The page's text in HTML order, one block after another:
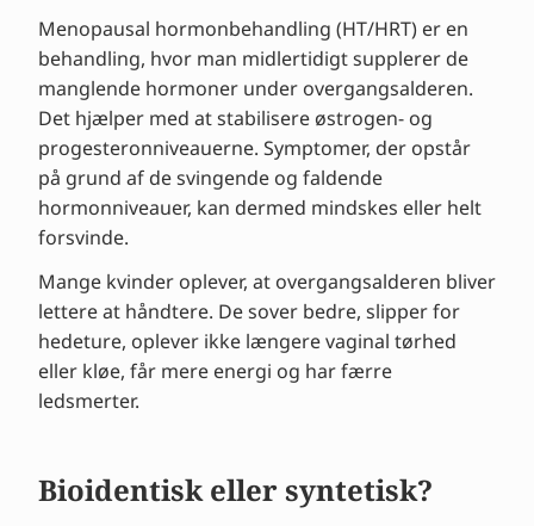
Menopausal hormonbehandling (HT/HRT) er en
behandling, hvor man midlertidigt supplerer de
manglende hormoner under overgangsalderen.
Det hjælper med at stabilisere østrogen- og
progesteronniveauerne. Symptomer, der opstår
på grund af de svingende og faldende
hormonniveauer, kan dermed mindskes eller helt
forsvinde.
Mange kvinder oplever, at overgangsalderen bliver
lettere at håndtere. De sover bedre, slipper for
hedeture, oplever ikke længere vaginal tørhed
eller kløe, får mere energi og har færre
ledsmerter.
Bioidentisk eller syntetisk?